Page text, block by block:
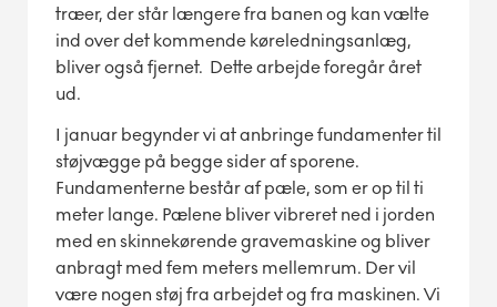
træer, der står længere fra banen og kan vælte
ind over det kommende køreledningsanlæg,
bliver også fjernet. Dette arbejde foregår året
ud.
I januar begynder vi at anbringe fundamenter til
støjvægge på begge sider af sporene.
Fundamenterne består af pæle, som er op til ti
meter lange. Pælene bliver vibreret ned i jorden
med en skinnekørende gravemaskine og bliver
anbragt med fem meters mellemrum. Der vil
være nogen støj fra arbejdet og fra maskinen. Vi